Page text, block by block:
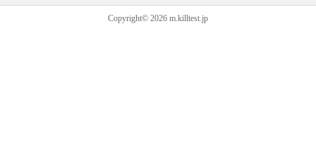
Copyright© 2026 m.killtest.jp